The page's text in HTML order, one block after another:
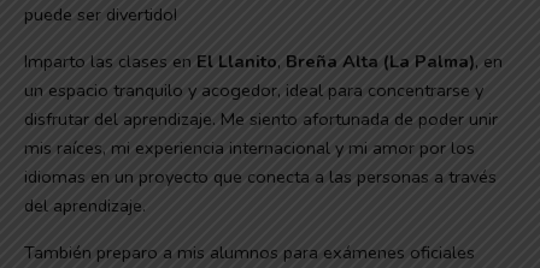
puede ser divertido!
Imparto las clases en El Llanito, Breña Alta (La Palma), en
un espacio tranquilo y acogedor, ideal para concentrarse y
disfrutar del aprendizaje. Me siento afortunada de poder unir
mis raíces, mi experiencia internacional y mi amor por los
idiomas en un proyecto que conecta a las personas a través
del aprendizaje.
También preparo a mis alumnos para exámenes oficiales